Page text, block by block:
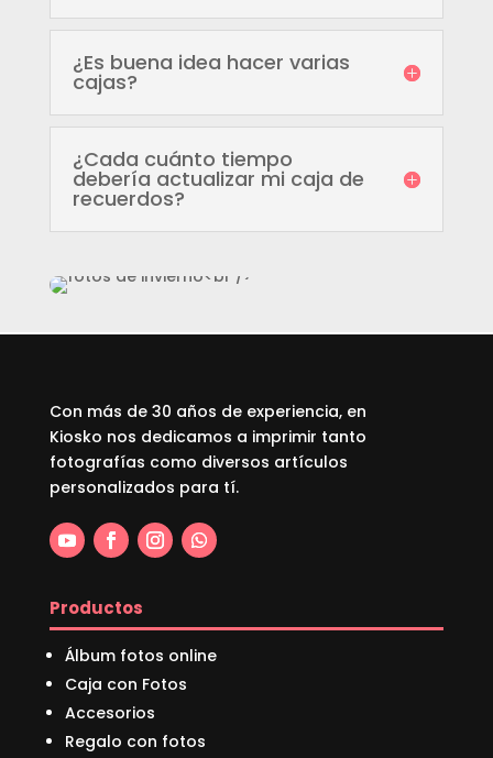
¿Es buena idea hacer varias
cajas?
¿Cada cuánto tiempo
debería actualizar mi caja de
recuerdos?
Con más de 30 años de experiencia, en
Kiosko nos dedicamos a imprimir tanto
fotografías como diversos artículos
personalizados para tí.
Productos
Álbum fotos online
Caja con Fotos
Accesorios
Regalo con fotos